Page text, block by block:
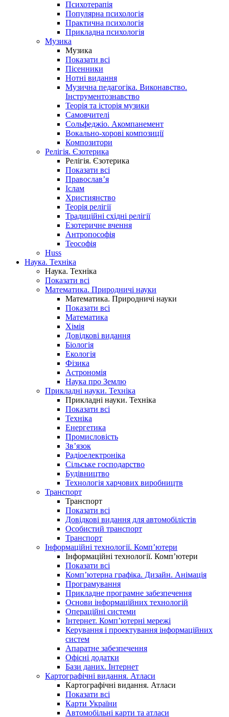
Психотерапія
Популярна психологія
Практична психологія
Прикладна психологія
Музика
Музика
Показати всі
Пісенники
Нотні видання
Музична педагогіка. Виконавство.
Інструментознавство
Теорія та історія музики
Самовчителі
Сольфеджіо. Акомпанемент
Вокально-хорові композиції
Композитори
Релігія. Єзотерика
Релігія. Єзотерика
Показати всі
Православ’я
Іслам
Християнство
Теорія релігії
Традиційні східні релігії
Езотеричне вчення
Антропософія
Теософія
Huss
Наука. Техніка
Наука. Техніка
Показати всі
Математика. Природничі науки
Математика. Природничі науки
Показати всі
Математика
Хімія
Довідкові видання
Біологія
Екологія
Фізика
Астрономія
Наука про Землю
Прикладні науки. Техніка
Прикладні науки. Техніка
Показати всі
Техніка
Енергетика
Промисловість
Зв’язок
Радіоелектроніка
Сільське господарство
Будівництво
Технологія харчових виробництв
Транспорт
Транспорт
Показати всі
Довідкові видання для автомобілістів
Особистий транспорт
Транспорт
Інформаційні технології. Комп’ютери
Інформаційні технології. Комп’ютери
Показати всі
Комп’ютерна графіка. Дизайн. Анімація
Програмування
Прикладне програмне забезпечення
Основи інформаційних технологій
Операційні системи
Інтернет. Комп’ютерні мережі
Керування і проектування інформаційних
систем
Апаратне забезпечення
Офісні додатки
Бази даних. Інтернет
Картографічні видання. Атласи
Картографічні видання. Атласи
Показати всі
Карти України
Автомобільні карти та атласи